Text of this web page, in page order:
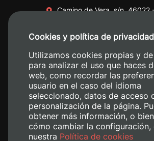
Camino de Vera, s/n. 46022
+34 620 04 00 50
Cookies y política de privacidad
Utilizamos cookies propias y
para analizar el uso que haces
web, como recordar las
usuario en el caso del idioma
seleccionado, datos de acceso
personalización de la página.
obtener más información, o
cómo cambiar la configuración,
nuestra Política de cookies